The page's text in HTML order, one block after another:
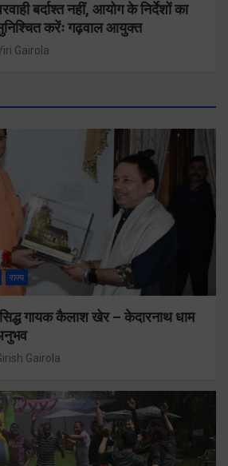
बर्दाश्त नहीं, आयोग के निर्देशों का
करेंः गढ़वाल आयुक्त
Gairola
राज्य
गायक कैलाश खेर – केदारनाथ धाम
Gairola